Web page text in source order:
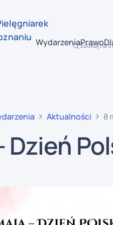
Szukaj na
WydarzeniaPrawo
Aktualności 8
Dzień